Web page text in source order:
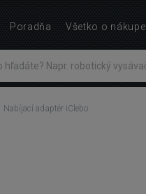
Nabíjací adaptér iClebo
Poradňa Všetko o nákupe